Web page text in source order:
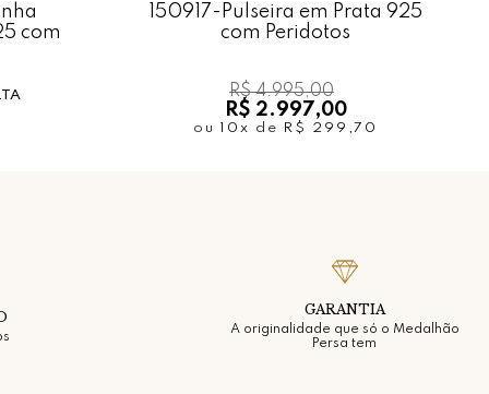
com
150917-Pulseira em Prata 925
com Peridotos
R$ 4.995,00
R$ 2.997,00
ou 10x de R$ 299,70
GARANTIA
A originalidade que só o Medalhão
Persa tem